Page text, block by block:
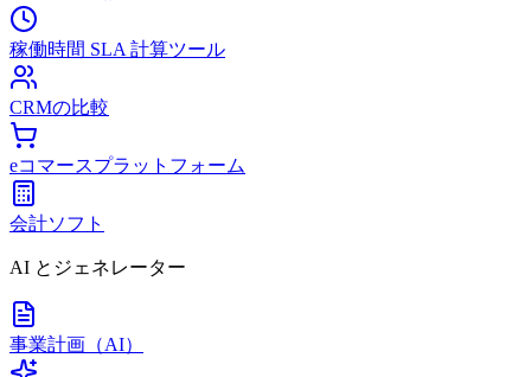
稼働時間 SLA 計算ツール
CRMの比較
eコマースプラットフォーム
会計ソフト
AI とジェネレーター
事業計画（AI）